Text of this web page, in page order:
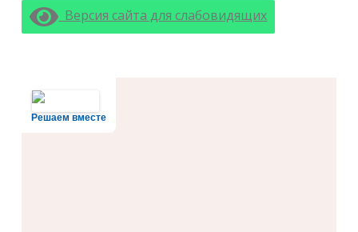
Версия сайта для слабовидящих
Решаем вместе